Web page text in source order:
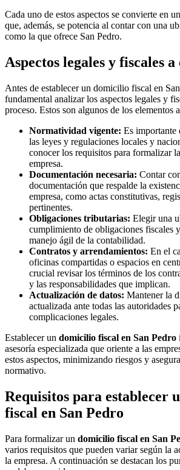
Cada uno de estos aspectos se convierte en
que, además, se potencia al contar con una
como la que ofrece San Pedro.
Aspectos legales y fiscales
Antes de establecer un domicilio fiscal en
fundamental analizar los aspectos legales y
proceso. Estos son algunos de los elementos
Normatividad vigente: Es importante
las leyes y regulaciones locales y
conocer los requisitos para formalizar
empresa.
Documentación necesaria: Contar
documentación que respalde la
empresa, como actas constitutivas,
pertinentes.
Obligaciones tributarias: Elegir una
cumplimiento de obligaciones fiscales
manejo ágil de la contabilidad.
Contratos y arrendamientos: En el
oficinas compartidas o espacios en
crucial revisar los términos de los
y las responsabilidades que implican.
Actualización de datos: Mantener la
actualizada ante todas las autoridades
complicaciones legales.
Establecer un domicilio fiscal en San Pedro
asesoría especializada que oriente a las
estos aspectos, minimizando riesgos y
normativo.
Requisitos para establecer
fiscal en San Pedro
Para formalizar un domicilio fiscal en San
varios requisitos que pueden variar según la
la empresa. A continuación se destacan los